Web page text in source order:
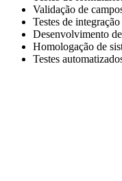
Validação de
Testes de
Desenvolvimento
Homologação de
Testes